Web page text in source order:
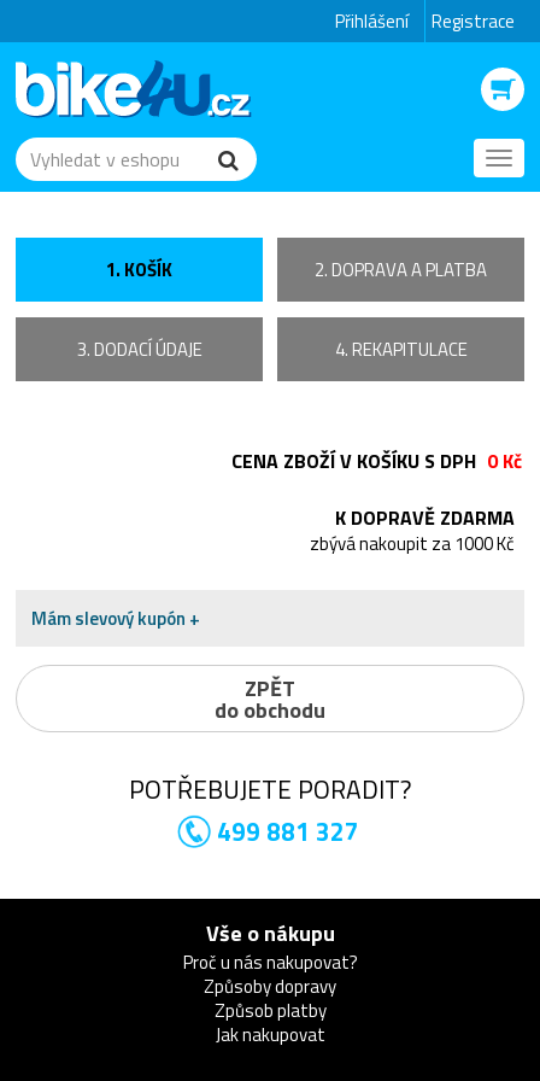
Přihlášení Registrace
1. KOŠÍK 2. DOPRAVA A PLATBA
3. DODACÍ ÚDAJE 4. REKAPITULACE
K DOPRAVĚ ZDARMA
zbývá nakoupit za 1000 Kč
CENA ZBOŽÍ V KOŠÍKU S DPH 0 Kč
Mám slevový kupón +
ZPĚT
do obchodu
POTŘEBUJETE PORADIT?
499 881 327
Vše o nákupu
Proč u nás nakupovat?
Způsoby dopravy
Způsob platby
Jak nakupovat